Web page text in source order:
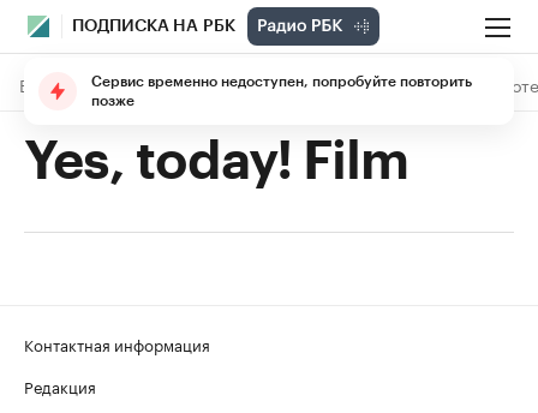
ПОДПИСКА НА РБК
В подписке Материалы Лекции The Economist
Yes, today! Film
Контактная информация
Редакция
Сервис временно недоступен, попробуйте повторить
позже